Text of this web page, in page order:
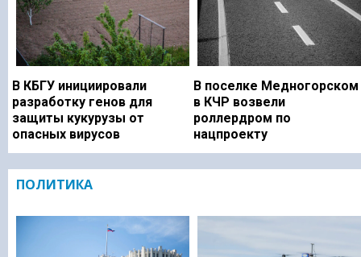
В КБГУ инициировали
разработку генов для
защиты кукурузы от
опасных вирусов
В поселке Медногорском
в КЧР возвели
роллердром по
нацпроекту
ПОЛИТИКА